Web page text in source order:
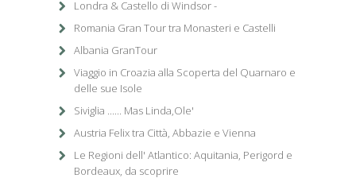
Londra & Castello di Windsor -
Romania Gran Tour tra Monasteri e Castelli
Albania GranTour
Viaggio in Croazia alla Scoperta del Quarnaro e
delle sue Isole
Siviglia ...... Mas Linda,Ole'
Austria Felix tra Città, Abbazie e Vienna
Le Regioni dell' Atlantico: Aquitania, Perigord e
Bordeaux, da scoprire